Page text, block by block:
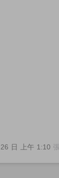
日 上午 1:10